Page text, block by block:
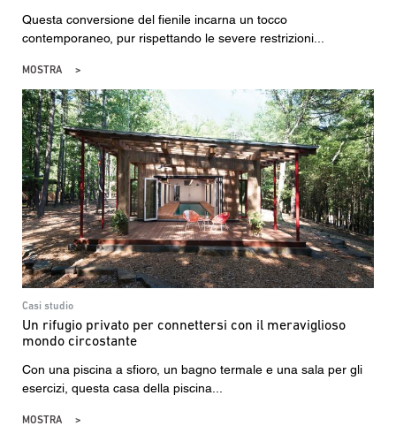
Questa conversione del fienile incarna un tocco
contemporaneo, pur rispettando le severe restrizioni...
MOSTRA
Casi studio
Un rifugio privato per connettersi con il meraviglioso
mondo circostante
Con una piscina a sfioro, un bagno termale e una sala per gli
esercizi, questa casa della piscina...
MOSTRA